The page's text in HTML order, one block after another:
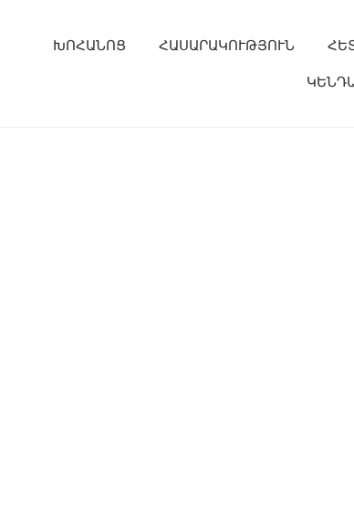
ԽՈՀԱՆՈՑ ՀԱՍԱՐԱԿՈՒԹՅՈՒՆ